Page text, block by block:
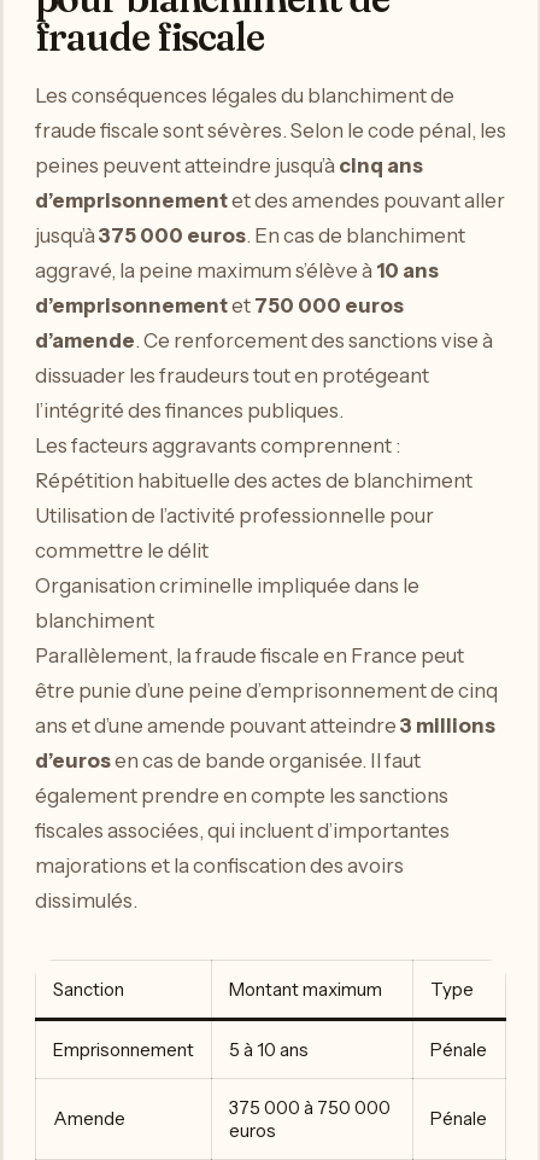
fraude fiscale
Les conséquences légales du blanchiment de
fraude fiscale sont sévères. Selon le code pénal, les
peines peuvent atteindre jusqu’à cinq ans
d’emprisonnementet des amendes pouvant aller
jusqu’à 375 000 euros. En cas de blanchiment
aggravé, la peine maximum s’élève à 10 ans
d’emprisonnementet 750 000 euros
d’amende. Ce renforcement des sanctions vise à
dissuader les fraudeurs tout en protégeant
l’intégrité des finances publiques.
Les facteurs aggravants comprennent :
Répétition habituelle des actes de blanchiment
Utilisation de l’activité professionnelle pour
commettre le délit
Organisation criminelle impliquée dans le
blanchiment
Parallèlement, la fraude fiscale en France peut
être punie d’une peine d’emprisonnement de cinq
ans et d’une amende pouvant atteindre 3 millions
d’eurosen cas de bande organisée. Il faut
également prendre en compte les sanctions
fiscales associées, qui incluent d’importantes
majorations et la confiscation des avoirs
dissimulés.
Sanction Montant maximum Type
Emprisonnement 5 à 10 ans Pénale
Amende
375 000 à 750 000
euros
Pénale